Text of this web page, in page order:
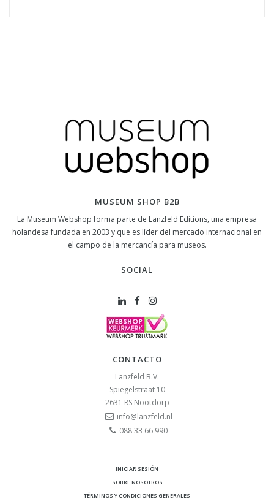
MUSEUM SHOP B2B
La Museum Webshop forma parte de Lanzfeld Editions, una empresa
holandesa fundada en 2003 y que es líder del mercado internacional en
el campo de la mercancía para museos.
SOCIAL
CONTACTO
Lanzfeld B.V.
Spiegelstraat 10
2631 RS Nootdorp
info@lanzfeld.nl
088 33 66 990
INICIAR SESIÓN
SOBRE NOSOTROS
TÉRMINOS Y CONDICIONES GENERALES